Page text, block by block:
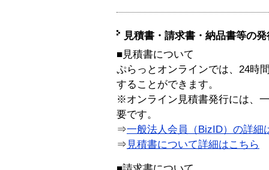
見積書・請求書・納品書等の
■見積書について
ぷらっとオンラインでは、24時
することができます。
※オンライン見積書発行には、
要です。
⇒一般法人会員（BizID）の詳細
⇒ 見積書について詳細はこちら